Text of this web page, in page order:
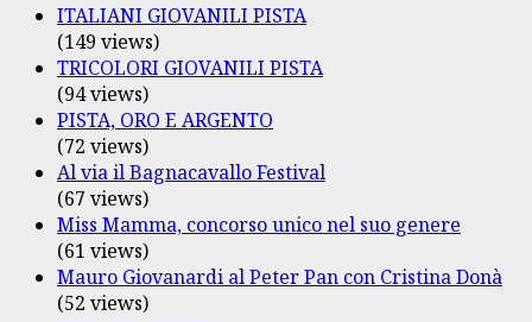
ITALIANI GIOVANILI PISTA
(149 views)
TRICOLORI GIOVANILI PISTA
(94 views)
PISTA, ORO E ARGENTO
(72 views)
Al via il Bagnacavallo Festival
(67 views)
Miss Mamma, concorso unico nel suo genere
(61 views)
Mauro Giovanardi al Peter Pan con Cristina Donà
(52 views)